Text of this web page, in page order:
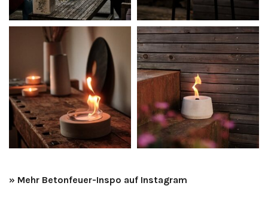
» Mehr Betonfeuer-Inspo auf Instagram